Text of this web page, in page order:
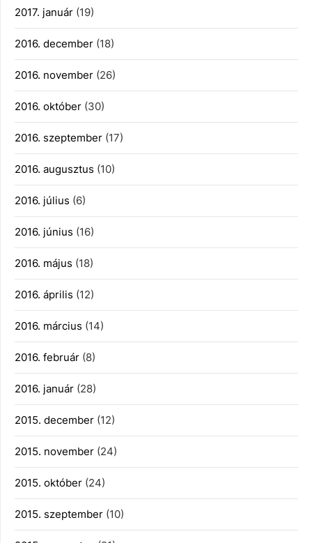
2017. január (19)
2016. december (18)
2016. november (26)
2016. október (30)
2016. szeptember (17)
2016. augusztus (10)
2016. július (6)
2016. június (16)
2016. május (18)
2016. április (12)
2016. március (14)
2016. február (8)
2016. január (28)
2015. december (12)
2015. november (24)
2015. október (24)
2015. szeptember (10)